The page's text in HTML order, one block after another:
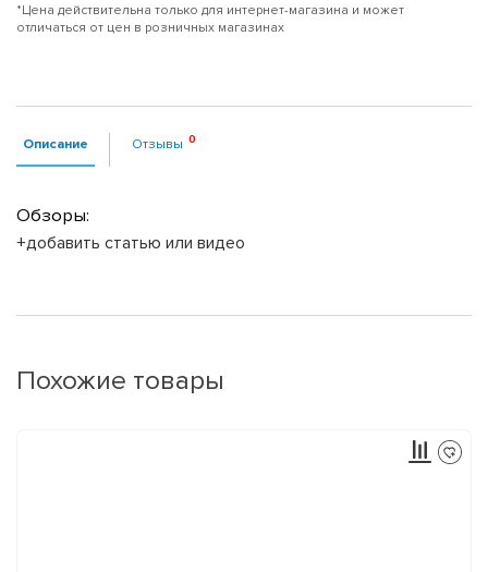
*Цена действительна только для интернет-магазина и может
отличаться от цен в розничных магазинах
Описание Отзывы
Обзоры:
+добавить статью или видео
Похожие товары